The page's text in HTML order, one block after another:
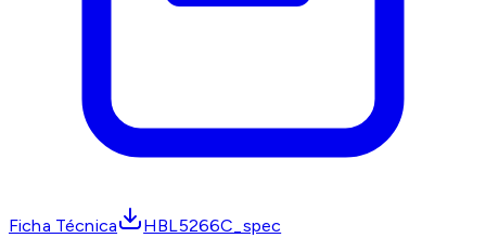
Ficha Técnica HBL5266C_spec